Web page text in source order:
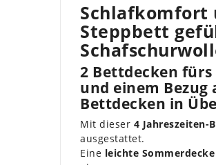
Schlafkomfort
Steppbett
2 Bettdecken
und einem Bezug
Bettdecken in
Mit dieser 4 Jahreszeiten-
ausgestattet.
Eine leichte Sommerdecke